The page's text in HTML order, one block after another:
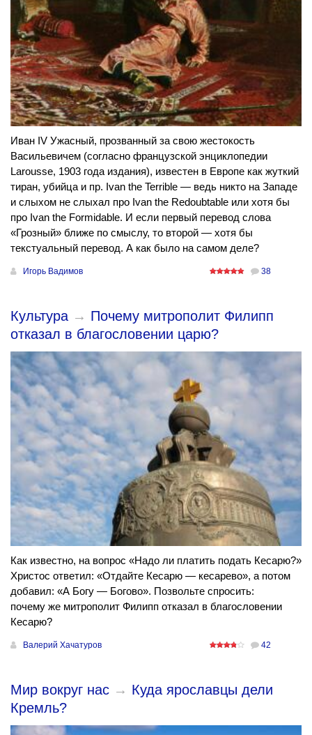
Иван IV Ужасный, прозванный за свою жестокость
Васильевичем (согласно французской энциклопедии
Larousse, 1903 года издания), известен в Европе как жуткий
тиран, убийца и пр. Ivan the Terrible — ведь никто на Западе
и слыхом не слыхал про Ivan the Redoubtable или хотя бы
про Ivan the Formidable. И если первый перевод слова
«Грозный» ближе по смыслу, то второй — хотя бы
текстуальный перевод. А как было на самом деле?
Игорь Вадимов 38
Культура → Почему митрополит Филипп
отказал в благословении царю?
Как известно, на вопрос «Надо ли платить подать Кесарю?»
Христос ответил: «Отдайте Кесарю — кесарево», а потом
добавил: «А Богу — Богово». Позвольте спросить:
почему же митрополит Филипп отказал в благословении
Кесарю?
Валерий Хачатуров 42
Мир вокруг нас → Куда ярославцы дели
Кремль?